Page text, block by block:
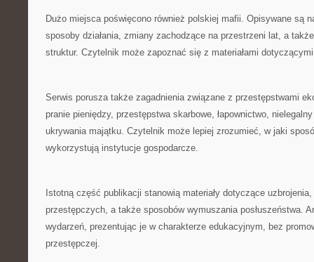
Dużo miejsca poświęcono również polskiej mafii. Opisywane są
sposoby działania, zmiany zachodzące na przestrzeni lat, a
struktur. Czytelnik może zapoznać się z materiałami
Serwis porusza także zagadnienia związane z przestępstwami
pranie pieniędzy, przestępstwa skarbowe, łapownictwo,
ukrywania majątku. Czytelnik może lepiej zrozumieć, w jaki
wykorzystują instytucje gospodarcze.
Istotną część publikacji stanowią materiały dotyczące
przestępczych, a także sposobów wymuszania posłuszeństwa.
wydarzeń, prezentując je w charakterze edukacyjnym, bez
przestępczej.